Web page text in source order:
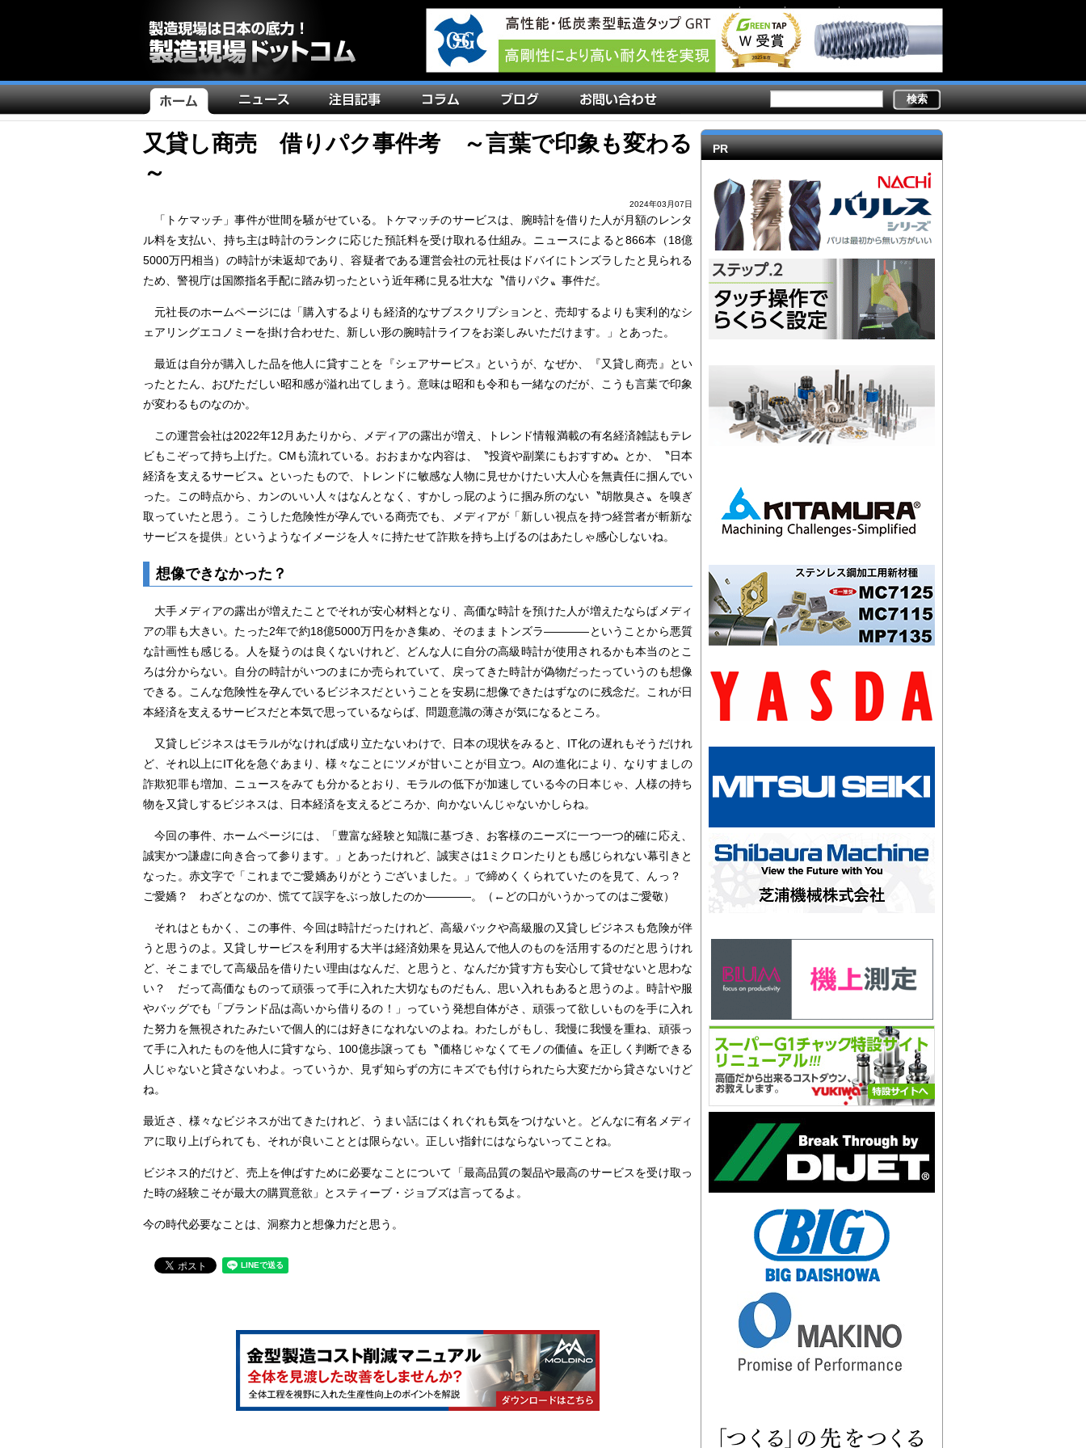
Secondary
links
ライター陣
メ
イ
ン
シ
ョ
ン
又貸し商売 借りパク事件考 ～言葉で印象も変わる
～
2024年03月07日
「トケマッチ」事件が世間を騒がせている。トケマッチのサービスは、腕時計を借りた人が月額のレンタ
ル料を支払い、持ち主は時計のランクに応じた預託料を受け取れる仕組み。ニュースによると866本（18億
5000万円相当）の時計が未返却であり、容疑者である運営会社の元社長はドバイにトンズラしたと見られる
ため、警視庁は国際指名手配に踏み切ったという近年稀に見る壮大な〝借りパク〟事件だ。
元社長のホームページには「購入するよりも経済的なサブスクリプションと、売却するよりも実利的なシ
ェアリングエコノミーを掛け合わせた、新しい形の腕時計ライフをお楽しみいただけます。」とあった。
最近は自分が購入した品を他人に貸すことを『シェアサービス』というが、なぜか、『又貸し商売』とい
ったとたん、おびただしい昭和感が溢れ出てしまう。意味は昭和も令和も一緒なのだが、こうも言葉で印象
が変わるものなのか。
この運営会社は2022年12月あたりから、メディアの露出が増え、トレンド情報満載の有名経済雑誌もテレ
ビもこぞって持ち上げた。CMも流れている。おおまかな内容は、〝投資や副業にもおすすめ〟とか、〝日本
経済を支えるサービス〟といったもので、トレンドに敏感な人物に見せかけたい大人心を無責任に掴んでい
った。この時点から、カンのいい人々はなんとなく、すかしっ屁のように掴み所のない〝胡散臭さ〟を嗅ぎ
取っていたと思う。こうした危険性が孕んでいる商売でも、メディアが「新しい視点を持つ経営者が斬新な
サービスを提供」というようなイメージを人々に持たせて詐欺を持ち上げるのはあたしゃ感心しないね。
想像できなかった？
大手メディアの露出が増えたことでそれが安心材料となり、高価な時計を預けた人が増えたならばメディ
アの罪も大きい。たった2年で約18億5000万円をかき集め、そのままトンズラ――――ということから悪質
な計画性も感じる。人を疑うのは良くないけれど、どんな人に自分の高級時計が使用されるかも本当のとこ
ろは分からない。自分の時計がいつのまにか売られていて、戻ってきた時計が偽物だったっていうのも想像
できる。こんな危険性を孕んでいるビジネスだということを安易に想像できたはずなのに残念だ。これが日
本経済を支えるサービスだと本気で思っているならば、問題意識の薄さが気になるところ。
又貸しビジネスはモラルがなければ成り立たないわけで、日本の現状をみると、IT化の遅れもそうだけれ
ど、それ以上にIT化を急ぐあまり、様々なことにツメが甘いことが目立つ。AIの進化により、なりすましの
詐欺犯罪も増加、ニュースをみても分かるとおり、モラルの低下が加速している今の日本じゃ、人様の持ち
物を又貸しするビジネスは、日本経済を支えるどころか、向かないんじゃないかしらね。
今回の事件、ホームページには、「豊富な経験と知識に基づき、お客様のニーズに一つ一つ的確に応え、
誠実かつ謙虚に向き合って参ります。」とあったけれど、誠実さは1ミクロンたりとも感じられない幕引きと
なった。赤文字で「これまでご愛嬌ありがとうございました。」で締めくくられていたのを見て、んっ？
ご愛嬌？ わざとなのか、慌てて誤字をぶっ放したのか――――。（←どの口がいうかってのはご愛敬）
それはともかく、この事件、今回は時計だったけれど、高級バックや高級服の又貸しビジネスも危険が伴
うと思うのよ。又貸しサービスを利用する大半は経済効果を見込んで他人のものを活用するのだと思うけれ
ど、そこまでして高級品を借りたい理由はなんだ、と思うと、なんだか貸す方も安心して貸せないと思わな
い？ だって高価なものって頑張って手に入れた大切なものだもん、思い入れもあると思うのよ。時計や服
やバッグでも「ブランド品は高いから借りるの！」っていう発想自体がさ、頑張って欲しいものを手に入れ
た努力を無視されたみたいで個人的には好きになれないのよね。わたしがもし、我慢に我慢を重ね、頑張っ
て手に入れたものを他人に貸すなら、100億歩譲っても〝価格じゃなくてモノの価値〟を正しく判断できる
人じゃないと貸さないわよ。っていうか、見ず知らずの方にキズでも付けられたら大変だから貸さないけど
ね。
最近さ、様々なビジネスが出てきたけれど、うまい話にはくれぐれも気をつけないと。どんなに有名メディ
アに取り上げられても、それが良いこととは限らない。正しい指針にはならないってことね。
ビジネス的だけど、売上を伸ばすために必要なことについて「最高品質の製品や最高のサービスを受け取っ
た時の経験こそが最大の購買意欲」とスティーブ・ジョブズは言ってるよ。
今の時代必要なことは、洞察力と想像力だと思う。
PR